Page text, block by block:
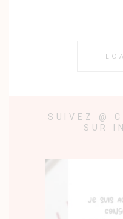
SUIVEZ @
SUR